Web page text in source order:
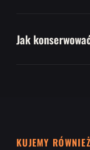
Jak
KUJEMY RÓWNIEŻ